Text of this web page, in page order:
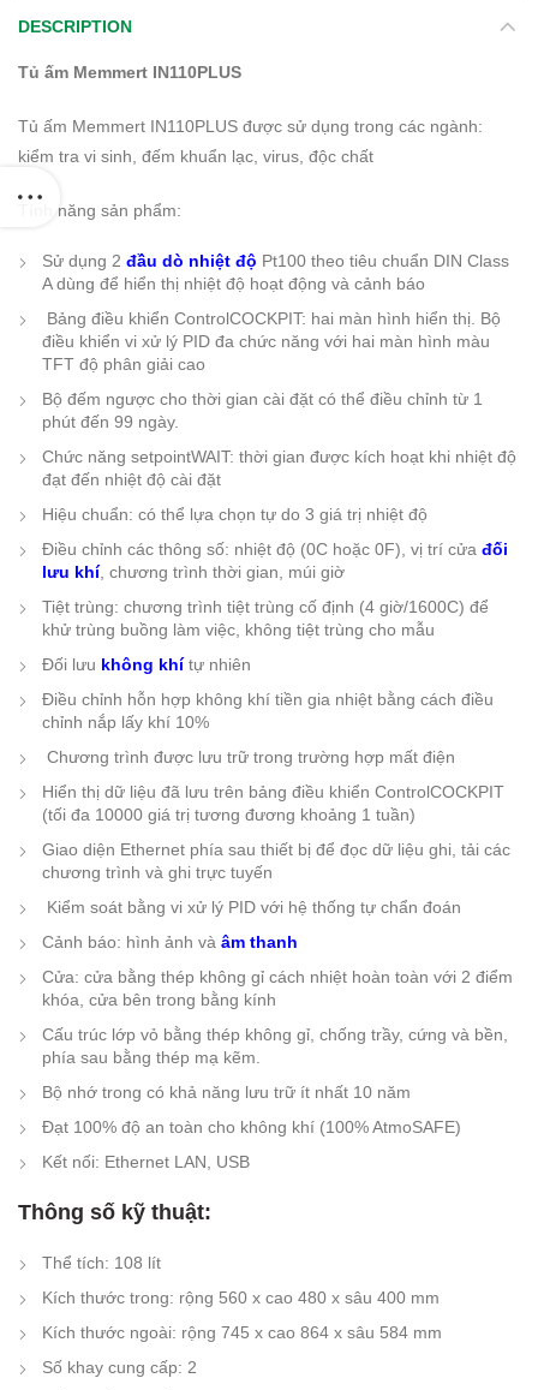
DESCRIPTION
Tủ ấm Memmert IN110PLUS
Tủ ấm Memmert IN110PLUS được sử dụng trong các ngành:
kiểm tra vi sinh, đếm khuẩn lạc, virus, độc chất
Tính năng sản phẩm:
Sử dụng 2 đầu dò nhiệt độ Pt100 theo tiêu chuẩn DIN Class
A dùng để hiển thị nhiệt độ hoạt động và cảnh báo
Bảng điều khiển ControlCOCKPIT: hai màn hình hiển thị. Bộ
điều khiển vi xử lý PID đa chức năng với hai màn hình màu
TFT độ phân giải cao
Bộ đếm ngược cho thời gian cài đặt có thể điều chỉnh từ 1
phút đến 99 ngày.
Chức năng setpointWAIT: thời gian được kích hoạt khi nhiệt độ
đạt đến nhiệt độ cài đặt
Hiệu chuẩn: có thể lựa chọn tự do 3 giá trị nhiệt độ
Điều chỉnh các thông số: nhiệt độ (0C hoặc 0F), vị trí cửa đối
lưu khí, chương trình thời gian, múi giờ
Tiệt trùng: chương trình tiệt trùng cố định (4 giờ/1600C) để
khử trùng buồng làm việc, không tiệt trùng cho mẫu
Đối lưu không khí tự nhiên
Điều chỉnh hỗn hợp không khí tiền gia nhiệt bằng cách điều
chỉnh nắp lấy khí 10%
Chương trình được lưu trữ trong trường hợp mất điện
Hiển thị dữ liệu đã lưu trên bảng điều khiển ControlCOCKPIT
(tối đa 10000 giá trị tương đương khoảng 1 tuần)
Giao diện Ethernet phía sau thiết bị để đọc dữ liệu ghi, tải các
chương trình và ghi trực tuyến
Kiểm soát bằng vi xử lý PID với hệ thống tự chẩn đoán
Cảnh báo: hình ảnh và âm thanh
Cửa: cửa bằng thép không gỉ cách nhiệt hoàn toàn với 2 điểm
khóa, cửa bên trong bằng kính
Cấu trúc lớp vỏ bằng thép không gỉ, chống trầy, cứng và bền,
phía sau bằng thép mạ kẽm.
Bộ nhớ trong có khả năng lưu trữ ít nhất 10 năm
Đạt 100% độ an toàn cho không khí (100% AtmoSAFE)
Kết nối: Ethernet LAN, USB
Thông số kỹ thuật:
Thể tích: 108 lít
Kích thước trong: rộng 560 x cao 480 x sâu 400 mm
Kích thước ngoài: rộng 745 x cao 864 x sâu 584 mm
Số khay cung cấp: 2